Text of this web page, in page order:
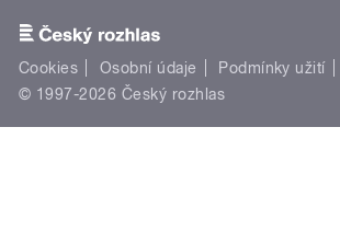
Cookies Osobní údaje Podmínky užití
© 1997-2026 Český rozhlas